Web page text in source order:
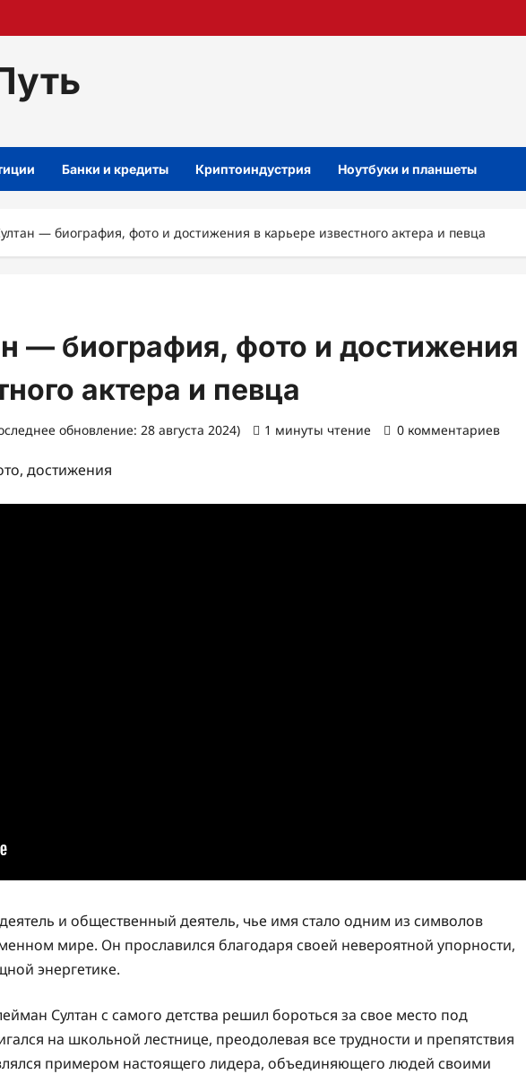
Банки и кредиты Криптоиндустрия Ноутбуки и планшеты
— биография, фото и достижения в карьере известного актера и певца
— биография, фото и достижения
актера и певца
обновление: 28 августа 2024) 1 минуты чтение 0 комментариев
и общественный деятель, чье имя стало одним из символов
мире. Он прославился благодаря своей невероятной упорности,
энергетике.
Султан с самого детства решил бороться за свое место под
на школьной лестнице, преодолевая все трудности и препятствия
примером настоящего лидера, объединяющего людей своими